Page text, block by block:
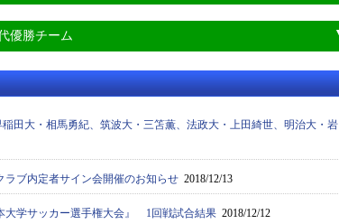
優勝チーム
稲田大・相馬勇紀、筑波大・三笘薫、法政大・上田綺世、明治大・岩
ラブ内定者サイン会開催のお知らせ 2018/12/13
大学サッカー選手権大会』 1回戦試合結果 2018/12/12